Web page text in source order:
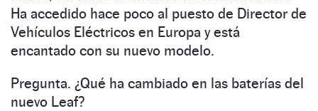
Ha accedido hace poco al puesto de Director de
Vehículos Eléctricos en Europa y está
encantado con su nuevo modelo.
Pregunta. ¿Qué ha cambiado en las baterías del
nuevo Leaf?